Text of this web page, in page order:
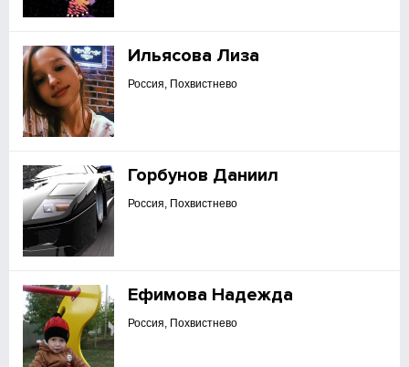
Ильясова Лиза
Россия, Похвистнево
Горбунов Даниил
Россия, Похвистнево
Ефимова Надежда
Россия, Похвистнево